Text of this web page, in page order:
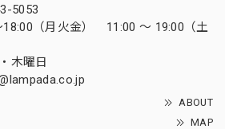
5053
18:00（月火金） 11:00 ～ 19:00（土
木曜日
ABOUT
MAP